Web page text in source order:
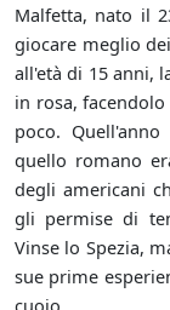
Malfetta, nato il
giocare meglio
all'età di 15 anni,
in rosa,
poco.
quello romano
degli americani
gli permise di
Vinse lo Spezia,
sue prime